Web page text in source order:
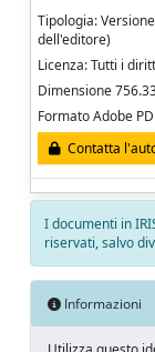
Tipologia:
dell'editore)
Licenza: Tutti i
Dimensione
Formato Adobe
Contatta
I documenti in
riservati, salvo
Informazioni